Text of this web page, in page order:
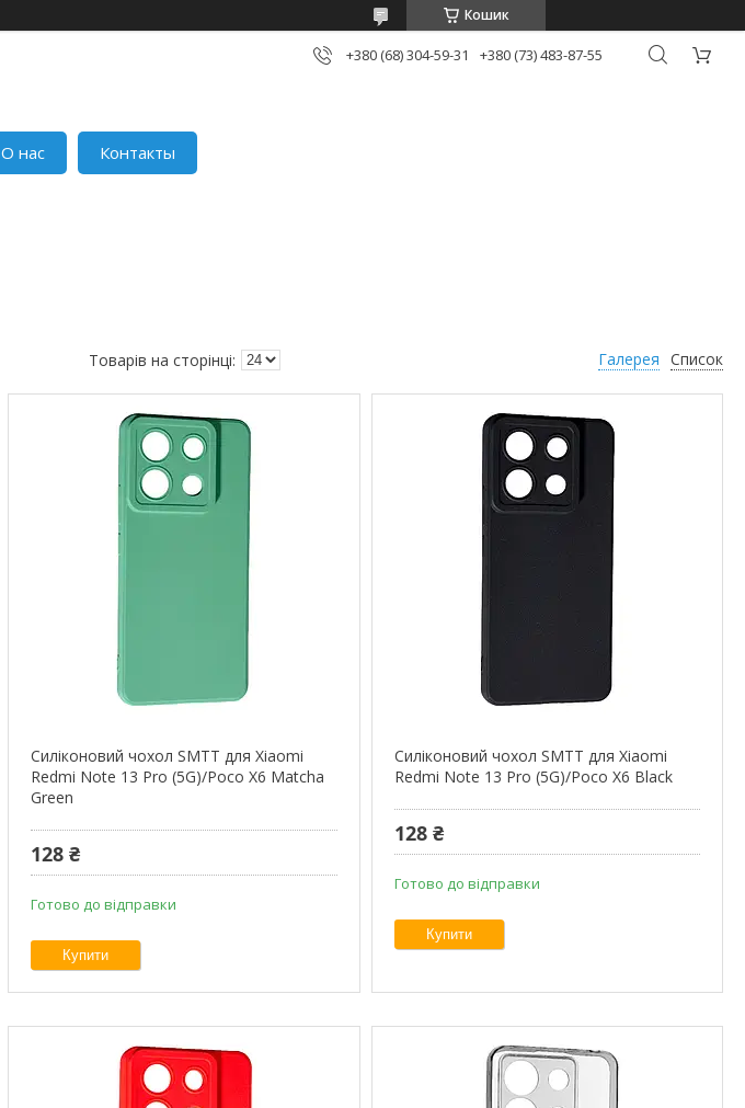
Кошик
+380 (68) 304-59-31 +380 (73) 483-87-55
О нас Контакты
Галерея Список
Силіконовий чохол SMTT для Xiaomi
Redmi Note 13 Pro (5G)/Poco X6 Matcha
Green
128 ₴
Готово до відправки
Купити
Силіконовий чохол SMTT для Xiaomi
Redmi Note 13 Pro (5G)/Poco X6 Black
128 ₴
Готово до відправки
Купити